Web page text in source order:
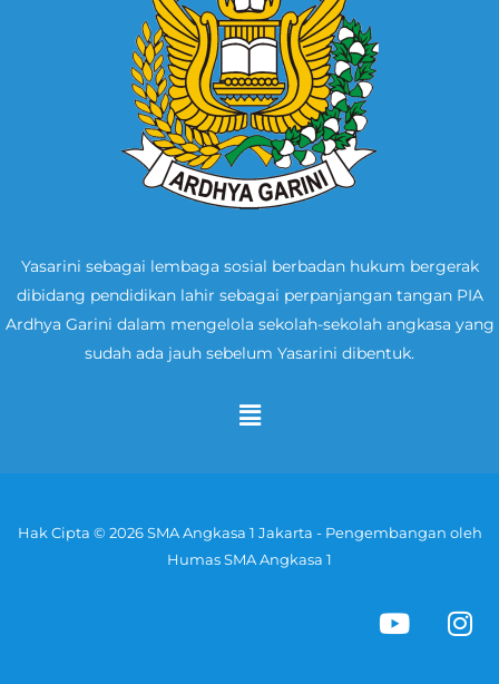
Yasarini sebagai lembaga sosial berbadan hukum bergerak
dibidang pendidikan lahir sebagai perpanjangan tangan PIA
Ardhya Garini dalam mengelola sekolah-sekolah angkasa yang
sudah ada jauh sebelum Yasarini dibentuk.
Menu
Hak Cipta © 2026 SMA Angkasa 1 Jakarta - Pengembangan oleh
Humas SMA Angkasa 1
Y
o
I
n